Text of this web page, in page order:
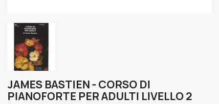
JAMES BASTIEN - CORSO DI
PIANOFORTE PER ADULTI LIVELLO 2